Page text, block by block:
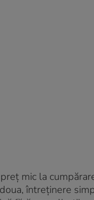
mic la
întreținere